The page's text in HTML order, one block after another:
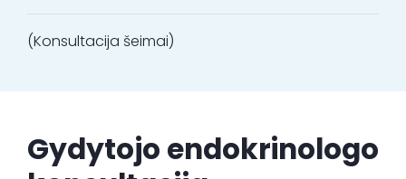
(Konsultacija šeimai)
Gydytojo endokrinologo